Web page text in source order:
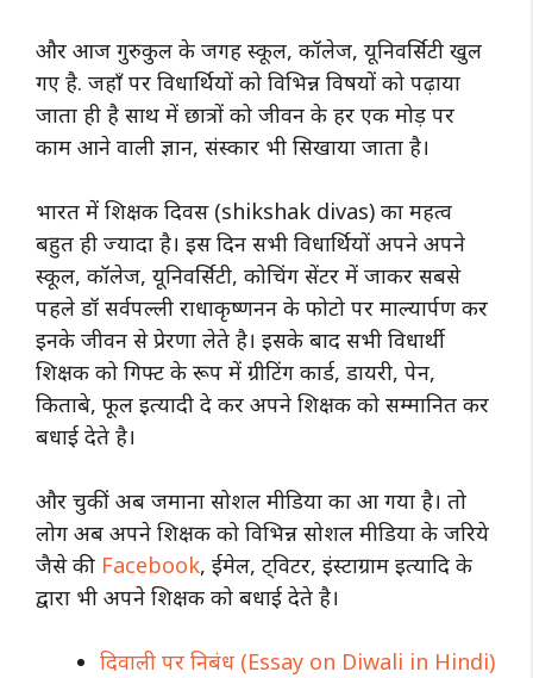
और आज गुरुकुल के जगह स्कूल, कॉलेज, यूनिवर्सिटी खुल
गए है. जहाँ पर विधार्थियों को विभिन्न विषयों को पढ़ाया
जाता ही है साथ में छात्रों को जीवन के हर एक मोड़ पर
काम आने वाली ज्ञान, संस्कार भी सिखाया जाता है।
भारत में शिक्षक दिवस (shikshak divas) का महत्व
बहुत ही ज्यादा है। इस दिन सभी विधार्थियों अपने अपने
स्कूल, कॉलेज, यूनिवर्सिटी, कोचिंग सेंटर में जाकर सबसे
पहले डॉ सर्वपल्ली राधाकृष्णनन के फोटो पर माल्यार्पण कर
इनके जीवन से प्रेरणा लेते है। इसके बाद सभी विधार्थी
शिक्षक को गिफ्ट के रूप में ग्रीटिंग कार्ड, डायरी, पेन,
किताबे, फूल इत्यादी दे कर अपने शिक्षक को सम्मानित कर
बधाई देते है।
और चुकीं अब जमाना सोशल मीडिया का आ गया है। तो
लोग अब अपने शिक्षक को विभिन्न सोशल मीडिया के जरिये
जैसे की Facebook, ईमेल, ट्विटर, इंस्टाग्राम इत्यादि के
द्वारा भी अपने शिक्षक को बधाई देते है।
दिवाली पर निबंध (Essay on Diwali in Hindi)